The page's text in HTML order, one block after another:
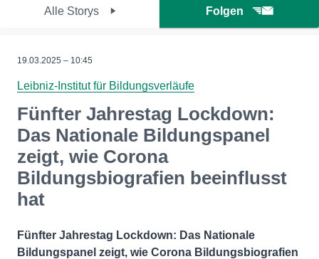
Alle Storys Folgen
19.03.2025 – 10:45
Leibniz-Institut für Bildungsverläufe
Fünfter Jahrestag Lockdown:
Das Nationale Bildungspanel
zeigt, wie Corona
Bildungsbiografien beeinflusst
hat
Fünfter Jahrestag Lockdown: Das Nationale
Bildungspanel zeigt, wie Corona Bildungsbiografien